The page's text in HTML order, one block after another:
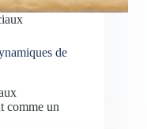
de
comme un